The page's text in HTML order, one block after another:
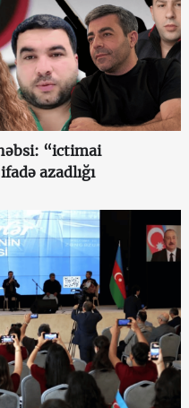
“ictimai
azadlığı